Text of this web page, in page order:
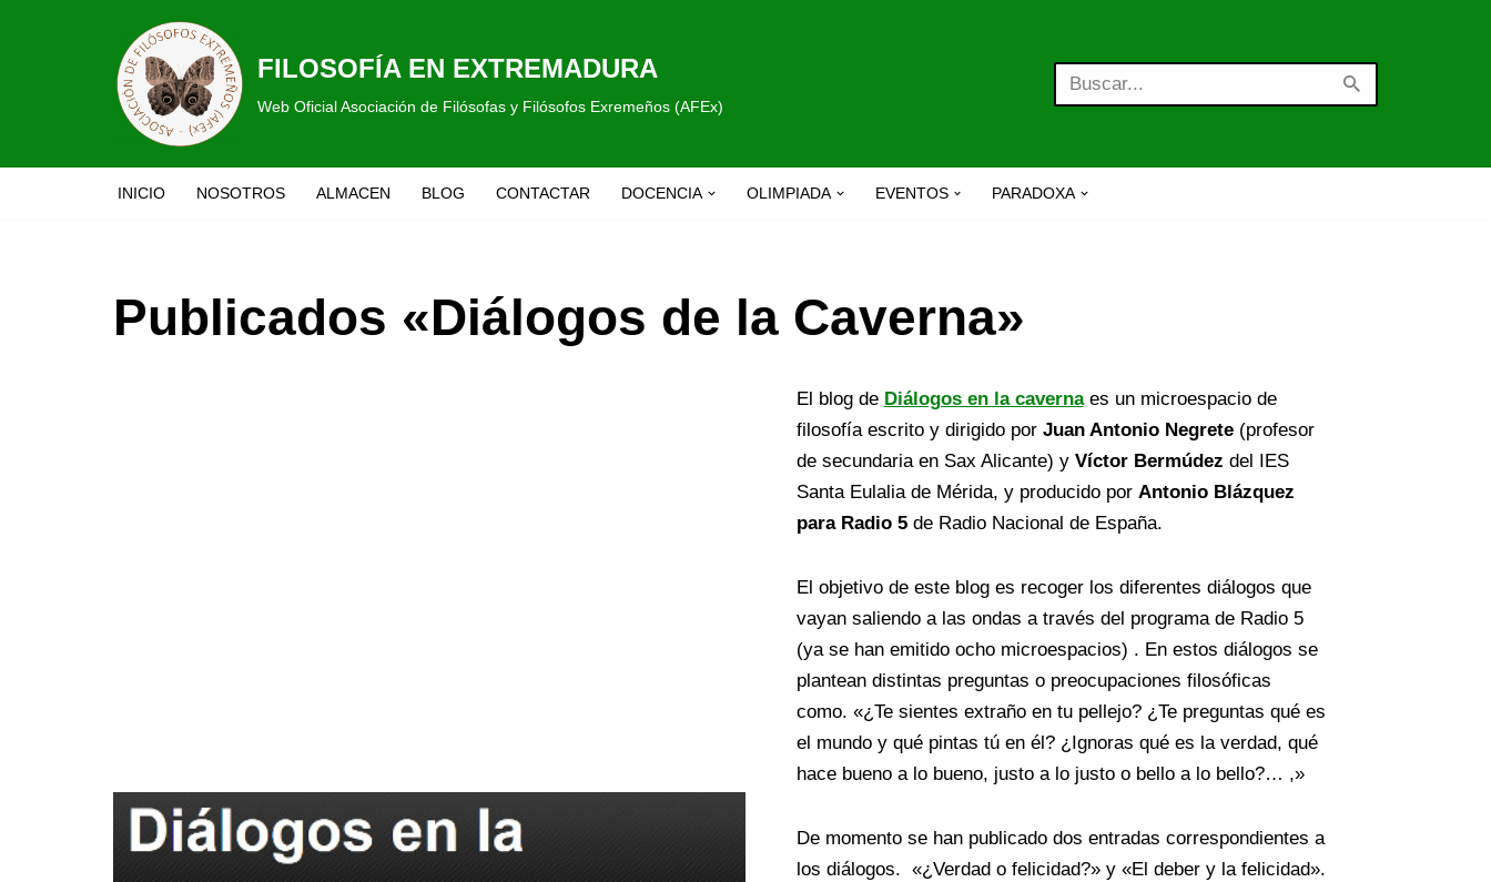
FILOSOFÍA EN EXTREMADURA
Web Oficial Asociación de Filósofas y Filósofos Exremeños (AFEx)
INICIO NOSOTROS ALMACEN BLOG CONTACTAR DOCENCIA OLIMPIADA EVENTOS PARADOXA
Publicados «Diálogos de la Caverna»
El blog de Diálogos en la cavernaes un microespacio de
filosofía escrito y dirigido por Juan Antonio Negrete (profesor
de secundaria en Sax Alicante) y Víctor Bermúdez del IES
Santa Eulalia de Mérida, y producido por Antonio Blázquez
para Radio 5de Radio Nacional de España.
El objetivo de este blog es recoger los diferentes diálogos que
vayan saliendo a las ondas a través del programa de Radio 5
(ya se han emitido ocho microespacios) . En estos diálogos se
plantean distintas preguntas o preocupaciones filosóficas
como. «¿Te sientes extraño en tu pellejo? ¿Te preguntas qué es
el mundo y qué pintas tú en él? ¿Ignoras qué es la verdad, qué
hace bueno a lo bueno, justo a lo justo o bello a lo bello?… ,»
De momento se han publicado dos entradas correspondientes a
los diálogos. «¿Verdad o felicidad?» y «El deber y la felicidad».